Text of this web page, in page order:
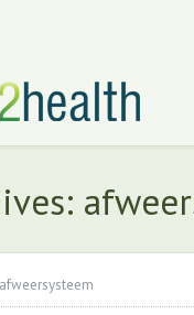
afweersysteem